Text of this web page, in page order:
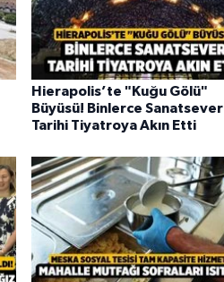
Hierapolis’te "Kuğu Gölü"
Büyüsü! Binlerce Sanatsever
Tarihi Tiyatroya Akın Etti